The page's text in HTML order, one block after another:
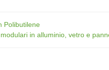
Polibutilene
in alluminio, vetro e